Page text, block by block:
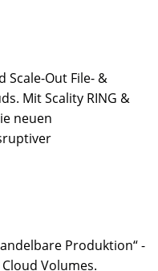
Out File- &
Mit Scality RING &
neuen
Produktion“ -
Volumes.